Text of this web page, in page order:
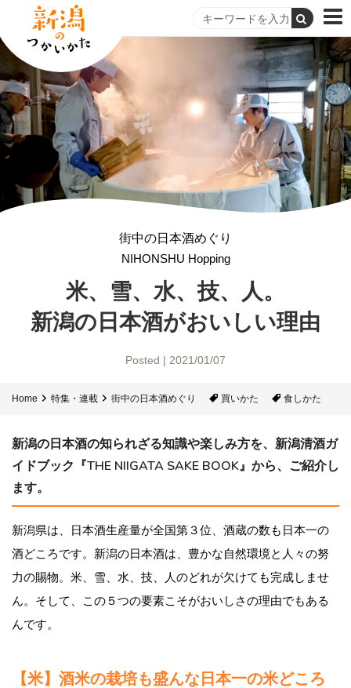
街中の日本酒めぐり
NIHONSHU Hopping
米、雪、水、技、人。
新潟の日本酒がおいしい理由
Posted | 2021/01/07
Home 特集・連載 街中の日本酒めぐり 買いかた 食しかた
新潟の日本酒の知られざる知識や楽しみ方を、新潟清酒ガ
イドブック『THE NIIGATA SAKE BOOK』から、ご紹介し
ます。
新潟県は、日本酒生産量が全国第３位、酒蔵の数も日本一の
酒どころです。新潟の日本酒は、豊かな自然環境と人々の努
力の賜物。米、雪、水、技、人のどれが欠けても完成しませ
ん。そして、この５つの要素こそがおいしさの理由でもある
んです。
【米】酒米の栽培も盛んな日本一の米どころ